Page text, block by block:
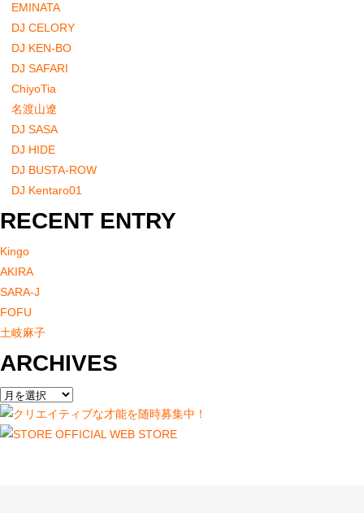
EMINATA
DJ CELORY
DJ KEN-BO
DJ SAFARI
ChiyoTia
名渡山遼
DJ SASA
DJ HIDE
DJ BUSTA-ROW
DJ Kentaro01
RECENT ENTRY
Kingo
AKIRA
SARA-J
FOFU
土岐麻子
ARCHIVES